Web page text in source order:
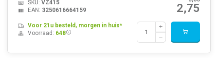
2,75
SKU: VZ415
EAN: 3250616664159
Voor 21u besteld, morgen in huis*
Voorraad: 648